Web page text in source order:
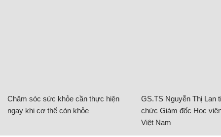
Chăm sóc sức khỏe cần thực hiện
ngay khi cơ thể còn khỏe
GS.TS Nguyễn Thị Lan
chức Giám đốc Học
Việt Nam